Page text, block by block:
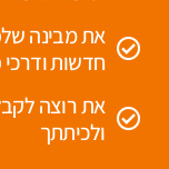
את מבינה
חדשות
את רוצה
ולכיתתך